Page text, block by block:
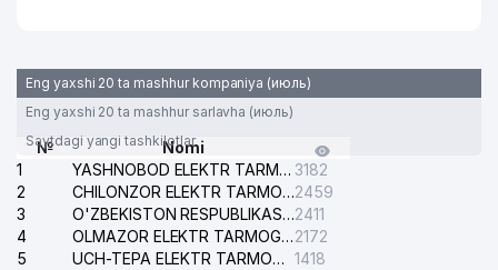
Eng yaxshi 20 ta mashhur kompaniya (июль)
Eng yaxshi 20 ta mashhur sarlavha (июль)
Saytdagi yangi tashkilotlar
№
Nomi
1
YASHNOBOD ELEKTR TARMOG'I NOSOZLIKLARI XIZMATI 3182
2
CHILONZOR ELEKTR TARMOG'I NOSOZLIK XIZMATI2459
3
O'ZBEKISTON RESPUBLIKASI BOSH PROKURATURASI ISHONCH TELEFONI2411
4
OLMAZOR ELEKTR TARMOG'I NOSOZLIKLARI XIZMATI2172
5
UCH-TEPA ELEKTR TARMOG'I NOSOZLIKLARI XIZMATI 1418